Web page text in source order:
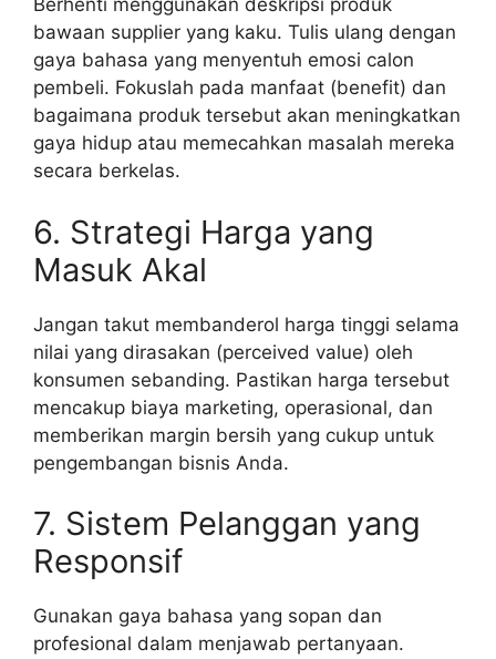
Berhenti menggunakan deskripsi produk
bawaan supplier yang kaku. Tulis ulang dengan
gaya bahasa yang menyentuh emosi calon
pembeli. Fokuslah pada manfaat (benefit) dan
bagaimana produk tersebut akan meningkatkan
gaya hidup atau memecahkan masalah mereka
secara berkelas.
6. Strategi Harga yang
Masuk Akal
Jangan takut membanderol harga tinggi selama
nilai yang dirasakan (perceived value) oleh
konsumen sebanding. Pastikan harga tersebut
mencakup biaya marketing, operasional, dan
memberikan margin bersih yang cukup untuk
pengembangan bisnis Anda.
7. Sistem Pelanggan yang
Responsif
Gunakan gaya bahasa yang sopan dan
profesional dalam menjawab pertanyaan.